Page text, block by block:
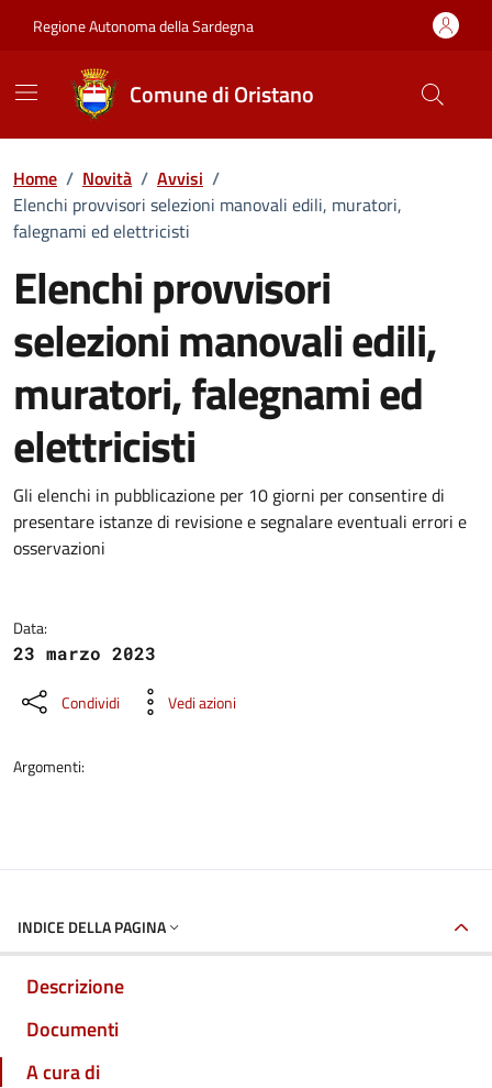
Regione Autonoma della Sardegna
Comune di Oristano
Home / Novità / Avvisi /
Elenchi provvisori selezioni manovali edili, muratori,
falegnami ed elettricisti
Elenchi provvisori
selezioni manovali edili,
muratori, falegnami ed
elettricisti
Dettagli della notizia
Gli elenchi in pubblicazione per 10 giorni per consentire di
presentare istanze di revisione e segnalare eventuali errori e
osservazioni
Data:
23 marzo 2023
Condividi Vedi azioni
Argomenti:
INDICE DELLA PAGINA
Descrizione
Documenti
A cura di